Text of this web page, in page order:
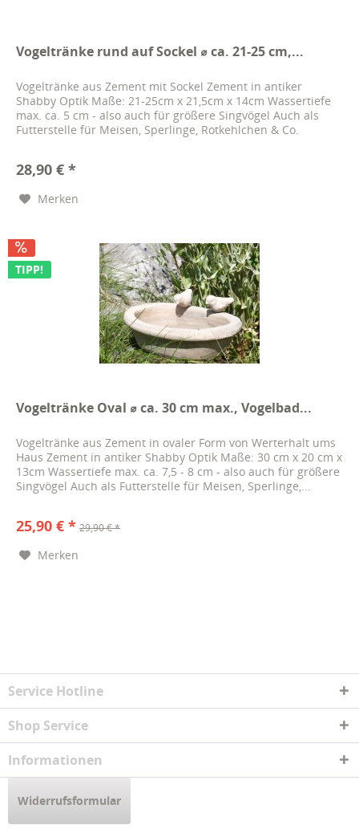
Vogeltränke rund auf Sockel ⌀ ca. 21-25 cm,...
Vogeltränke aus Zement mit Sockel Zement in antiker
Shabby Optik Maße: 21-25cm x 21,5cm x 14cm Wassertiefe
max. ca. 5 cm - also auch für größere Singvögel Auch als
Futterstelle für Meisen, Sperlinge, Rotkehlchen & Co.
28,90 € *
Merken
TIPP!
Vogeltränke Oval ⌀ ca. 30 cm max., Vogelbad...
Vogeltränke aus Zement in ovaler Form von Werterhalt ums
Haus Zement in antiker Shabby Optik Maße: 30 cm x 20 cm x
13cm Wassertiefe max. ca. 7,5 - 8 cm - also auch für größere
Singvögel Auch als Futterstelle für Meisen, Sperlinge,...
25,90 € * 29,90 € *
Merken
Service Hotline
Shop Service
Informationen
Widerrufsformular